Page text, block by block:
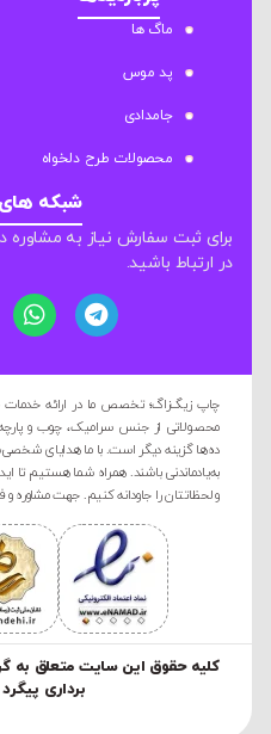
ماگ ها
پد موس
جامدادی
محصولات طرح دلخواه
شبکه
برای ثبت سفارش نیاز به مشاوره
در ارتباط باشید.
چاپ زیگ‌زاگ؛ تخصص ما در ارائه خدمات
محصولاتی از جنس سرامیک، چوب و
ده‌ها گزینه دیگر است. با ما هدایای
به‌یادماندنی باشند. همراه شما هستیم تا
و لحظاتتان را جاودانه کنیم. جهت مشاوره
کليه حقوق این سایت متعلق به
برداری